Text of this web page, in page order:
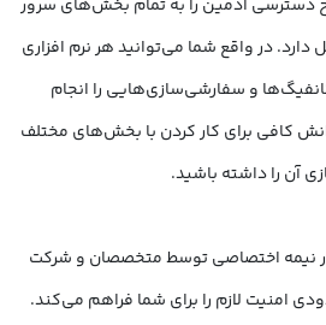
دسترسی ادمین را به تمام بخش‌های سرور
در واقع شما می‌توانید هر نرم افزاری
و سفارشی‌سازی‌هایی را انجام
کافی برای کار کردن با بخش‌های مختلف
آن را داشته باشید.
نیمه اختصاصی توسط متخصصان و شرکت
امنیت لازم را برای شما فراهم می‌کند.